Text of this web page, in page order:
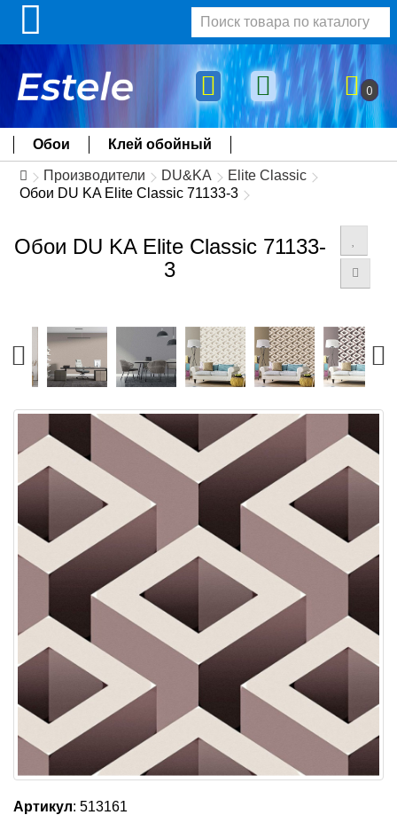
0
Обои Клей обойный
Производители DU&KA
Elite Classic
Обои DU KA Elite Classic 71133-3
Обои DU KA Elite Classic 71133-
3
Артикул: 513161